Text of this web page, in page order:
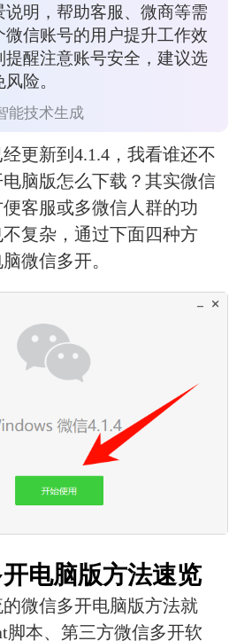
说明，帮助客服、微商等需
微信账号的用户提升工作效
提醒注意账号安全，建议选
险。
能技术生成
更新到4.1.4，我看谁还不
脑版怎么下载？其实微信
客服或多微信人群的功
复杂，通过下面四种方
微信多开。
电脑版方法速览
微信多开电脑版方法就
脚本、第三方微信多开软